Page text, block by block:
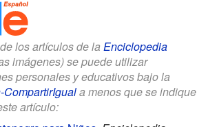
los artículos de la Enciclopedia
imágenes) se puede utilizar
personales y educativos bajo la
CompartirIguala menos que se indique
artículo: